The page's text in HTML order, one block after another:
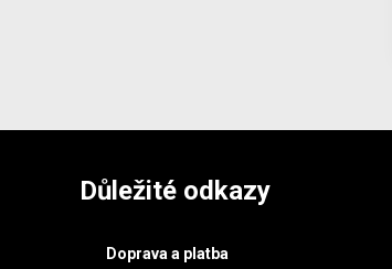
Důležité odkazy
Doprava a platba